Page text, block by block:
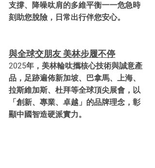
支撐、降噪呔肩的多維平衡一一危急時
刻助您脫險，日常出行伴您安心。
與全球交朋友 美林步履不停
2025年，美林輪呔攜核心技術與誠意產
品，足跡遍佈新加坡、巴拿馬、上海、
拉斯維加斯、杜拜等全球頂尖展會，以
「創新、專業、卓越」的品牌理念，彰
顯中國智造硬派實力。